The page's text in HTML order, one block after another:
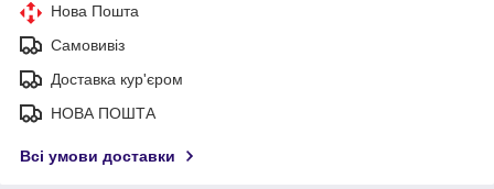
Нова Пошта
Самовивіз
Доставка кур'єром
НОВА ПОШТА
Всі умови доставки